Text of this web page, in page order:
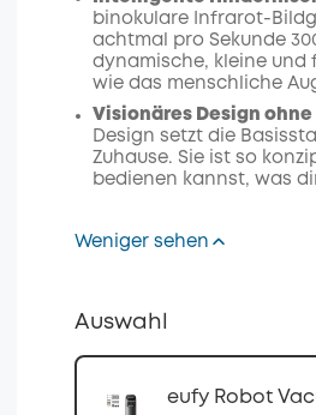
binokulare Infrarot-
achtmal pro Sekunde
dynamische, kleine und
wie das menschliche
Visionäres Design ohne
Design setzt die
Zuhause. Sie ist so
bedienen kannst, was
Weniger sehen
Auswahl
eufy Robot